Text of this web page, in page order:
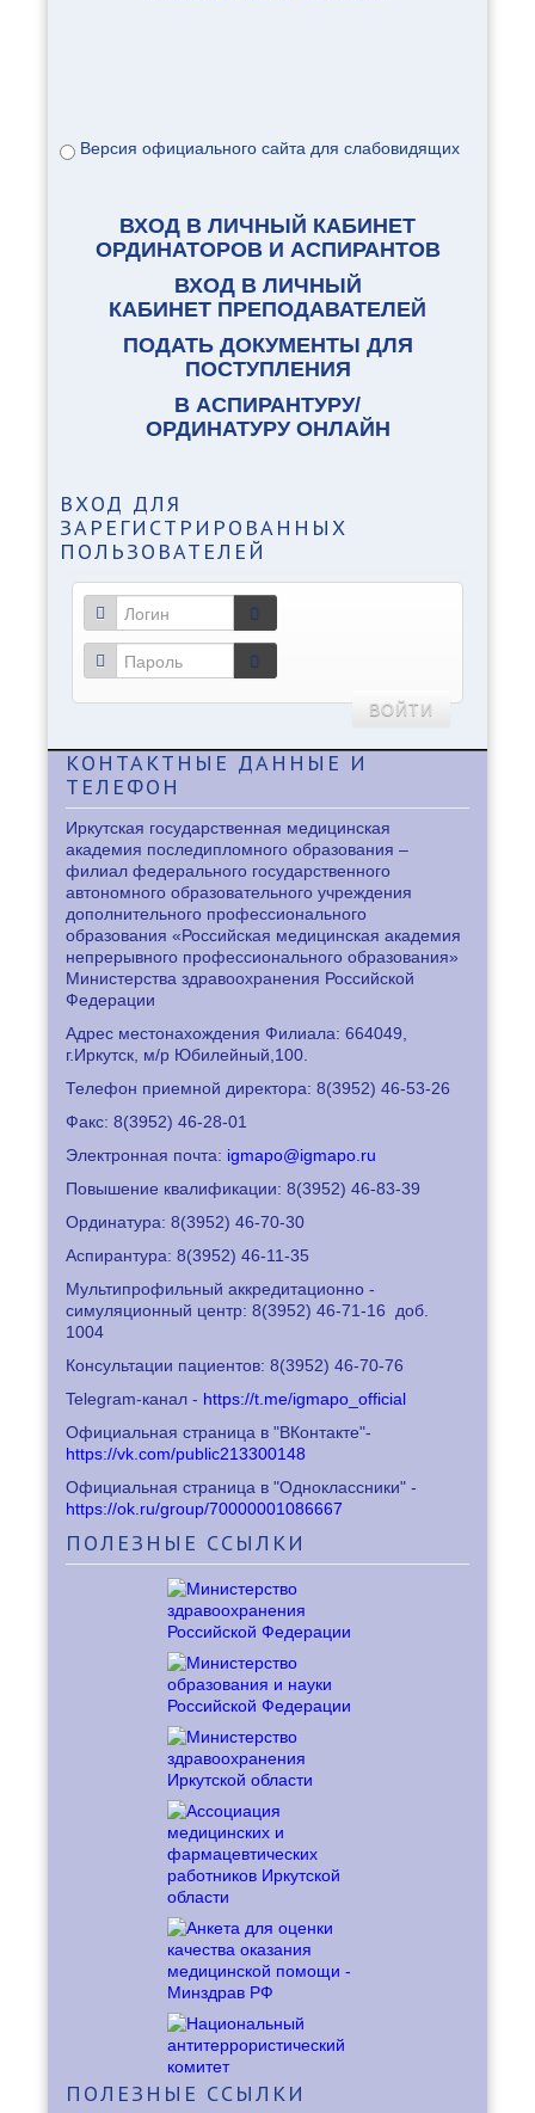
Версия официального сайта для слабовидящих
ВХОД В ЛИЧНЫЙ КАБИНЕТ
ОРДИНАТОРОВ И АСПИРАНТОВ
ВХОД В ЛИЧНЫЙ
КАБИНЕТ ПРЕПОДАВАТЕЛЕЙ
ПОДАТЬ ДОКУМЕНТЫ ДЛЯ
ПОСТУПЛЕНИЯ
В АСПИРАНТУРУ/
ОРДИНАТУРУ ОНЛАЙН
ВХОД ДЛЯ
ЗАРЕГИСТРИРОВАННЫХ
ПОЛЬЗОВАТЕЛЕЙ
ВОЙТИ
КОНТАКТНЫЕ ДАННЫЕ И
ТЕЛЕФОН
Иркутская государственная медицинская
академия последипломного образования –
филиал федерального государственного
автономного образовательного учреждения
дополнительного профессионального
образования «Российская медицинская академия
непрерывного профессионального образования»
Министерства здравоохранения Российской
Федерации
Адрес местонахождения Филиала: 664049,
г.Иркутск, м/р Юбилейный,100.
Телефон приемной директора: 8(3952) 46-53-26
Факс: 8(3952) 46-28-01
Электронная почта: igmapo@igmapo.ru
Повышение квалификации: 8(3952) 46-83-39
Ординатура: 8(3952) 46-70-30
Аспирантура: 8(3952) 46-11-35
Мультипрофильный аккредитационно -
симуляционный центр: 8(3952) 46-71-16
доб.
1004
Консультации пациентов: 8(3952) 46-70-76
Telegram-канал - https://t.me/igmapo_official
Официальная страница в "ВКонтакте"-
https://vk.com/public213300148
Официальная страница в "Одноклассники" -
https://ok.ru/group/70000001086667
ПОЛЕЗНЫЕ ССЫЛКИ
ПОЛЕЗНЫЕ ССЫЛКИ